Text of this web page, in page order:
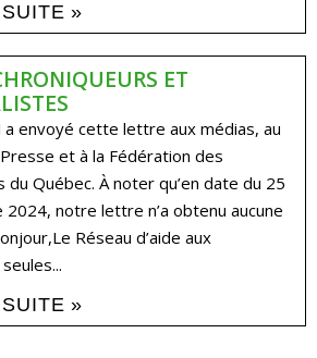
»
ET
a envoyé cette lettre aux médias, au
et à la Fédération des
du Québec. À noter qu’en date du 25
notre lettre n’a obtenu aucune
Réseau d’aide aux
»